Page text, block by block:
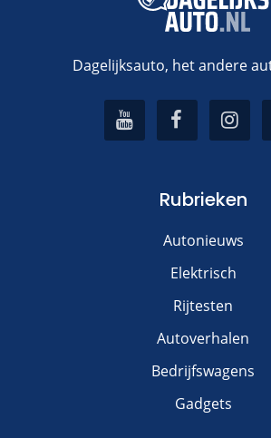
Dagelijksauto, het andere
Rubrieken
Autonieuws
Elektrisch
Rijtesten
Autoverhalen
Bedrijfswagens
Gadgets